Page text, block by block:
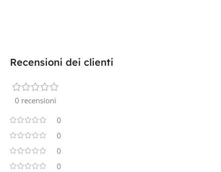
Recensioni dei clienti
0 recensioni
0
0
0
0